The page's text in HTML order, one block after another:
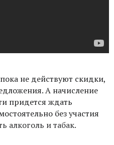
не действуют скидки,
А начисление
придется ждать
без участия
алкоголь и табак.